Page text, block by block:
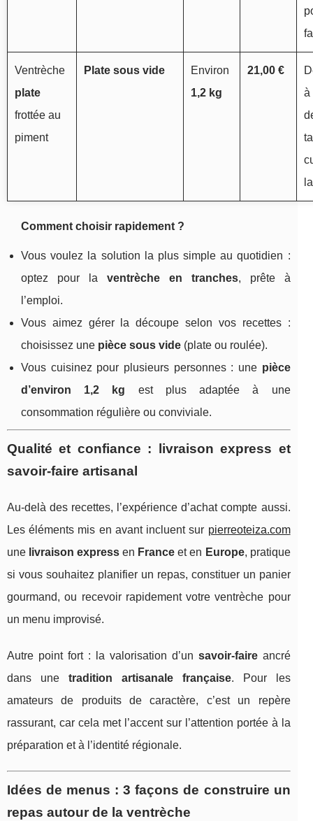
Ventrèche
plate
frottée au
piment
Plate sous vide
Environ
1,2 kg
21,00 €
à
Comment choisir rapidement ?
Vous voulez la solution la plus simple au quotidien :
optez pour la ventrèche en tranches, prête à
l’emploi.
Vous aimez gérer la découpe selon vos recettes :
choisissez une pièce sous vide (plate ou roulée).
Vous cuisinez pour plusieurs personnes : une pièce
d’environ 1,2 kg est plus adaptée à une
consommation régulière ou conviviale.
Qualité et confiance : livraison express et
savoir-faire artisanal
Au-delà des recettes, l’expérience d’achat compte aussi.
Les éléments mis en avant incluent sur pierreoteiza.com
une livraison express en France et en Europe, pratique
si vous souhaitez planifier un repas, constituer un panier
gourmand, ou recevoir rapidement votre ventrèche pour
un menu improvisé.
Autre point fort : la valorisation d’un savoir-faireancré
dans une tradition artisanale française. Pour les
amateurs de produits de caractère, c’est un repère
rassurant, car cela met l’accent sur l’attention portée à la
préparation et à l’identité régionale.
Idées de menus : 3 façons de construire un
repas autour de la ventrèche